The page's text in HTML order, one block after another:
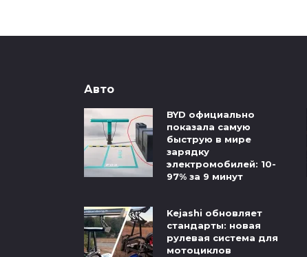
Авто
BYD официально
показала самую
быструю в мире
зарядку
электромобилей: 10-
97% за 9 минут
Kejashi обновляет
стандарты: новая
рулевая система для
мотоциклов